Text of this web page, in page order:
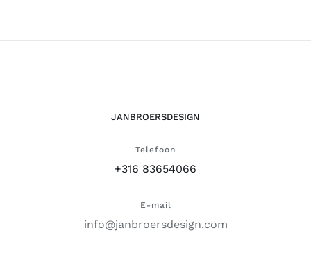
JANBROERSDESIGN
Telefoon
+316 83654066
E-mail
info@janbroersdesign.com